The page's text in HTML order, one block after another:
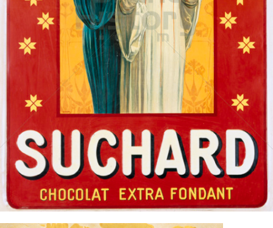
Suchard Milka Kraft Foods 1900
Bild-ID: 14807